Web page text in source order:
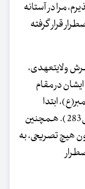
مرا در آستانه
قرار گرفته
ولایت‏عهدی،
در مقام
ابتدا
مـسئله اکـراه و اضطرار را مطرح می کند.( هـمان ص283 ). هـمچنین
هیچ تصریحی، به